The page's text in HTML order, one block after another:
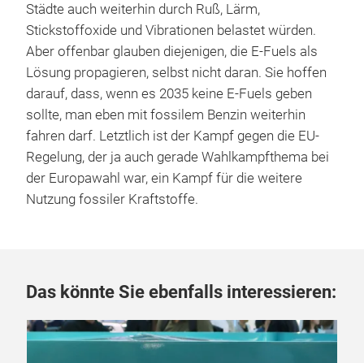
Städte auch weiterhin durch Ruß, Lärm,
Stickstoffoxide und Vibrationen belastet würden.
Aber offenbar glauben diejenigen, die E-Fuels als
Lösung propagieren, selbst nicht daran. Sie hoffen
darauf, dass, wenn es 2035 keine E-Fuels geben
sollte, man eben mit fossilem Benzin weiterhin
fahren darf. Letztlich ist der Kampf gegen die EU-
Regelung, der ja auch gerade Wahlkampfthema bei
der Europawahl war, ein Kampf für die weitere
Nutzung fossiler Kraftstoffe.
Das könnte Sie ebenfalls interessieren: